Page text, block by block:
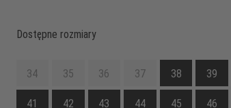
Dostępne rozmiary
34 35 36 37 38 39
41 42 43 44 45 46